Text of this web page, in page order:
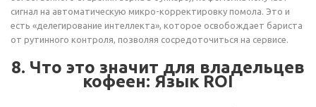
сигнал на автоматическую микро-корректировку помола. Это и
есть «делегирование интеллекта», которое освобождает бариста
от рутинного контроля, позволяя сосредоточиться на сервисе.
8. Что это значит для владельцев
кофеен: Язык ROI